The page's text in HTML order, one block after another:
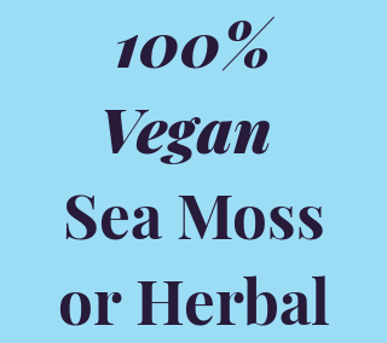
100%
Vegan
Sea Moss
or Herbal